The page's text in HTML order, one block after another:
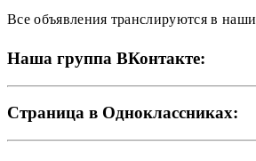
Все объявления транслируются в
Наша группа ВКонтакте:
Страница в Одноклассниках: